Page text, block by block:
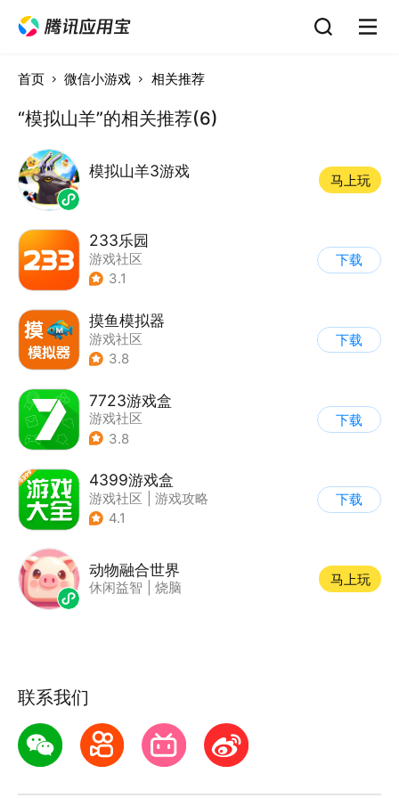
首页 微信小游戏 相关推荐
“模拟山羊”的相关推荐(6)
模拟山羊3游戏
马上玩
233乐园
游戏社区
3.1
下载
摸鱼模拟器
游戏社区
3.8
下载
7723游戏盒
游戏社区
3.8
下载
4399游戏盒
游戏社区
游戏攻略
4.1
下载
动物融合世界
休闲益智 烧脑
马上玩
联系我们